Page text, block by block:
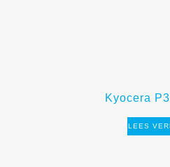
Kyocera
LEES